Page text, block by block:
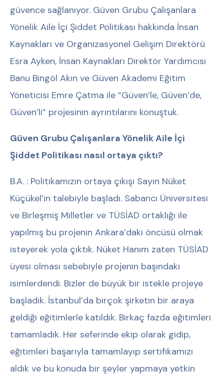
güvence sağlanıyor. Güven Grubu Çalışanlara
Yönelik Aile İçi Şiddet Politikası hakkında İnsan
Kaynakları ve Organizasyonel Gelişim Direktörü
Esra Ayken, İnsan Kaynakları Direktör Yardımcısı
Banu Bingöl Akın ve Güven Akademi Eğitim
Yöneticisi Emre Çatma ile “Güven’le, Güven’de,
Güven’li” projesinin ayrıntılarını konuştuk.
Güven Grubu Çalışanlara Yönelik Aile İçi
Şiddet Politikası nasıl ortaya çıktı?
B.A. : Politikamızın ortaya çıkışı Sayın Nüket
Küçükel’in talebiyle başladı. Sabancı Üniversitesi
ve Birleşmiş Milletler ve TÜSİAD ortaklığı ile
yapılmış bu projenin Ankara’daki öncüsü olmak
isteyerek yola çıktık. Nüket Hanım zaten TÜSİAD
üyesi olması sebebiyle projenin başındaki
isimlerdendi. Bizler de büyük bir istekle projeye
başladık. İstanbul’da birçok şirketin bir araya
geldiği eğitimlerle katıldık. Birkaç fazda eğitimleri
tamamladık. Her seferinde ekip olarak gidip,
eğitimleri başarıyla tamamlayıp sertifikamızı
aldık ve bu konuda bir şeyler yapmaya yetkin